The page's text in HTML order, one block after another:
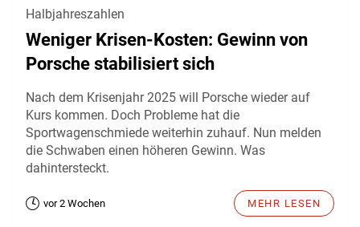
Halbjahreszahlen
Weniger Krisen-Kosten: Gewinn von
Porsche stabilisiert sich
Nach dem Krisenjahr 2025 will Porsche wieder auf
Kurs kommen. Doch Probleme hat die
Sportwagenschmiede weiterhin zuhauf. Nun melden
die Schwaben einen höheren Gewinn. Was
dahintersteckt.
vor 2 Wochen MEHR LESEN